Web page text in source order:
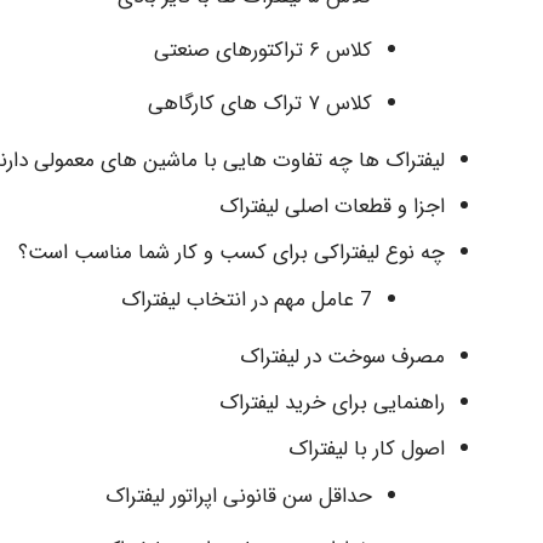
کلاس ۶ تراکتورهای صنعتی
کلاس ۷ تراک های کارگاهی
لیفتراک ها چه تفاوت هایی با ماشین های معمولی
اجزا و قطعات اصلی لیفتراک
چه نوع لیفتراکی برای کسب و کار شما مناسب است؟
7 عامل مهم در انتخاب لیفتراک
مصرف سوخت در لیفتراک
راهنمایی برای خرید لیفتراک
اصول کار با لیفتراک
حداقل سن قانونی اپراتور لیفتراک